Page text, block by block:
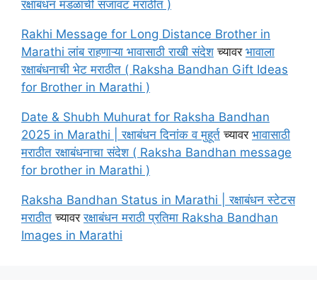
रक्षाबंधन मंडळाची सजावट मराठीत )
Rakhi Message for Long Distance Brother in
Marathi लांब राहणाऱ्या भावासाठी राखी संदेशच्यावर भावाला
रक्षाबंधनाची भेट मराठीत ( Raksha Bandhan Gift Ideas
for Brother in Marathi )
Date & Shubh Muhurat for Raksha Bandhan
2025 in Marathi | रक्षाबंधन दिनांक व मुहूर्त च्यावर भावासाठी
मराठीत रक्षाबंधनाचा संदेश ( Raksha Bandhan message
for brother in Marathi )
Raksha Bandhan Status in Marathi | रक्षाबंधन स्टेटस
मराठीत च्यावररक्षाबंधन मराठी प्रतिमा Raksha Bandhan
Images in Marathi